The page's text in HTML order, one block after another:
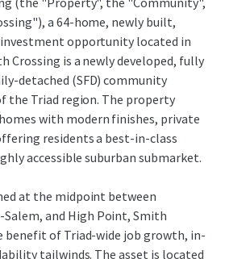
a 64-home, newly built,
opportunity located in
Crossing is a newly developed, fully
detached (SFD) community
the Triad region. The property
with modern finishes, private
residents a best-in-class
accessible suburban submarket.
at the midpoint between
and High Point, Smith
benefit of Triad-wide job growth, in-
tailwinds. The asset is located